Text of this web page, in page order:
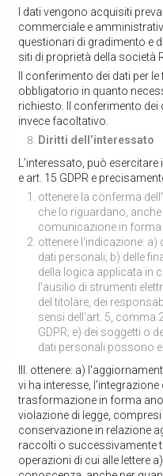
I dati vengono acquisiti
commerciale e
questionari di gradimento e
siti di proprietà della società
Il conferimento dei dati per
obbligatorio in quanto
richiesto. Il conferimento dei
invece facoltativo.
Diritti dell’interessato
L’interessato, può
e art. 15 GDPR e
ottenere la conferma
che lo riguardano,
comunicazione in forma
ottenere l'indicazione:
dati personali; b) delle
della logica applicata in
l'ausilio di strumenti
del titolare, dei
sensi dell'art. 5, comma
GDPR; e) dei soggetti o
dati personali possono
III. ottenere: a)
vi ha interesse,
trasformazione in forma
violazione di legge,
conservazione in relazione
raccolti o successivamente
operazioni di cui alle lettere